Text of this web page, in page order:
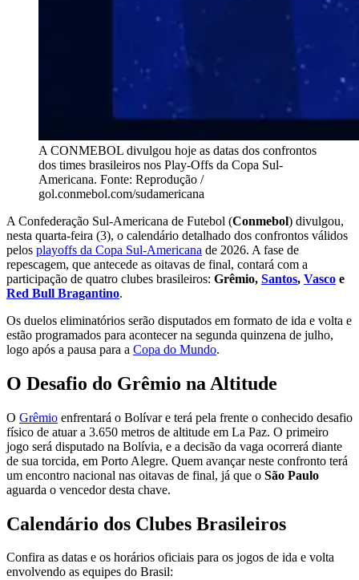
A CONMEBOL divulgou hoje as datas dos confrontos
dos times brasileiros nos Play-Offs da Copa Sul-
Americana. Fonte: Reprodução /
gol.conmebol.com/sudamericana
A Confederação Sul-Americana de Futebol (Conmebol) divulgou,
nesta quarta-feira (3), o calendário detalhado dos confrontos válidos
pelos playoffs da Copa Sul-Americana de 2026. A fase de
repescagem, que antecede as oitavas de final, contará com a
participação de quatro clubes brasileiros: Grêmio, Santos, Vasco e
Red Bull Bragantino.
Os duelos eliminatórios serão disputados em formato de ida e volta e
estão programados para acontecer na segunda quinzena de julho,
logo após a pausa para a Copa do Mundo.
O Desafio do Grêmio na Altitude
O Grêmio enfrentará o Bolívar e terá pela frente o conhecido desafio
físico de atuar a 3.650 metros de altitude em La Paz. O primeiro
jogo será disputado na Bolívia, e a decisão da vaga ocorrerá diante
de sua torcida, em Porto Alegre. Quem avançar neste confronto terá
um encontro nacional nas oitavas de final, já que o São Paulo
aguarda o vencedor desta chave.
Calendário dos Clubes Brasileiros
Confira as datas e os horários oficiais para os jogos de ida e volta
envolvendo as equipes do Brasil: